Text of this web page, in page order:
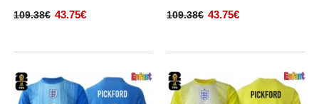
109.38€ 43.75€ 109.38€ 43.75€